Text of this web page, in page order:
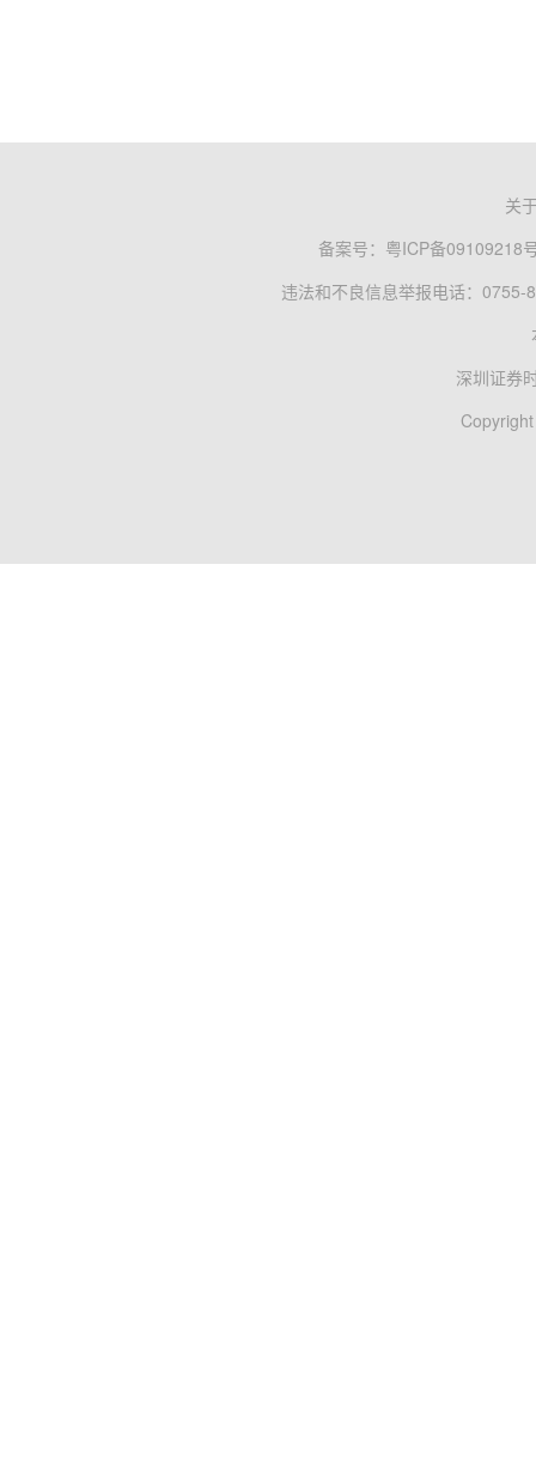
关
备案号： 粤ICP备09109218
违法和不良信息举报电话：0755-
深圳证券